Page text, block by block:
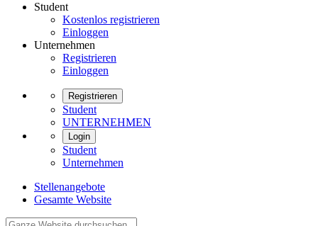
Student
Kostenlos registrieren
Einloggen
Unternehmen
Registrieren
Einloggen
Registrieren
Student
UNTERNEHMEN
Login
Student
Unternehmen
Stellenangebote
Gesamte Website